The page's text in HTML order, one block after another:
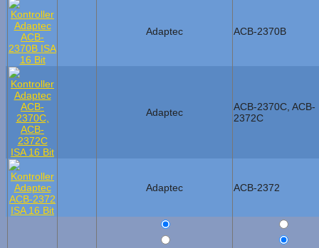
Adaptec ACB-2370B
Adaptec
ACB-2370C, ACB-
2372C
Adaptec ACB-2372